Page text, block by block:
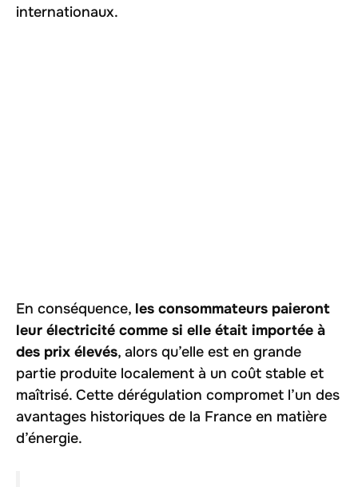
internationaux.
En conséquence, les consommateurs paieront
leur électricité comme si elle était importée à
des prix élevés, alors qu’elle est en grande
partie produite localement à un coût stable et
maîtrisé. Cette dérégulation compromet l’un des
avantages historiques de la France en matière
d’énergie.